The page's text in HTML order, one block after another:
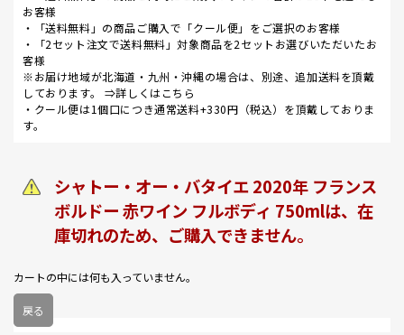
お客様
・「送料無料」の商品ご購入で「クール便」をご選択のお客様
・「2セット注文で送料無料」対象商品を2セットお選びいただいたお
客様
※お届け地域が北海道・九州・沖縄の場合は、別途、追加送料を頂戴
しております。 ⇒詳しくはこちら
・クール便は1個口につき通常送料+330円（税込）を頂戴しておりま
す。
シャトー・オー・バタイエ 2020年 フランス
ボルドー 赤ワイン フルボディ 750mlは、在
庫切れのため、ご購入できません。
カートの中には何も入っていません。
戻る